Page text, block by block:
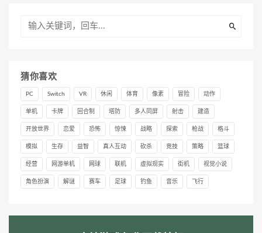
猜你喜欢
PC Switch VR 休闲 体育 像素 冒险 动作
单机 卡牌 回合制 塔防 多人同屏 射击 建造
开放世界 恋爱 恐怖 惊悚 战略 探索 枪战 格斗
模拟 生存 益智 真人互动 砍杀 竞技 策略 篮球
经营 网游单机 网球 联机 虚拟现实 街机 视觉小说
角色扮演 解谜 赛车 足球 钓鱼 音乐 飞行